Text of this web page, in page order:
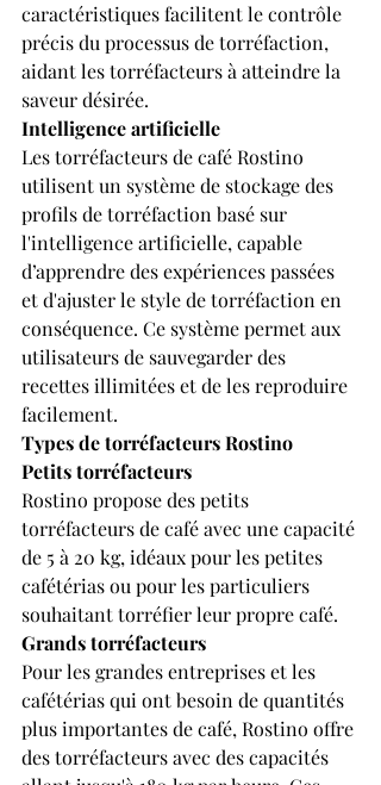
caractéristiques facilitent le contrôle
précis du processus de torréfaction,
aidant les torréfacteurs à atteindre la
saveur désirée.
Intelligence artificielle
Les torréfacteurs de café Rostino
utilisent un système de stockage des
profils de torréfaction basé sur
l'intelligence artificielle, capable
d’apprendre des expériences passées
et d'ajuster le style de torréfaction en
conséquence. Ce système permet aux
utilisateurs de sauvegarder des
recettes illimitées et de les reproduire
facilement.
Types de torréfacteurs Rostino
Petits torréfacteurs
Rostino propose des petits
torréfacteurs de café avec une capacité
de 5 à 20 kg, idéaux pour les petites
cafétérias ou pour les particuliers
souhaitant torréfier leur propre café.
Grands torréfacteurs
Pour les grandes entreprises et les
cafétérias qui ont besoin de quantités
plus importantes de café, Rostino offre
des torréfacteurs avec des capacités